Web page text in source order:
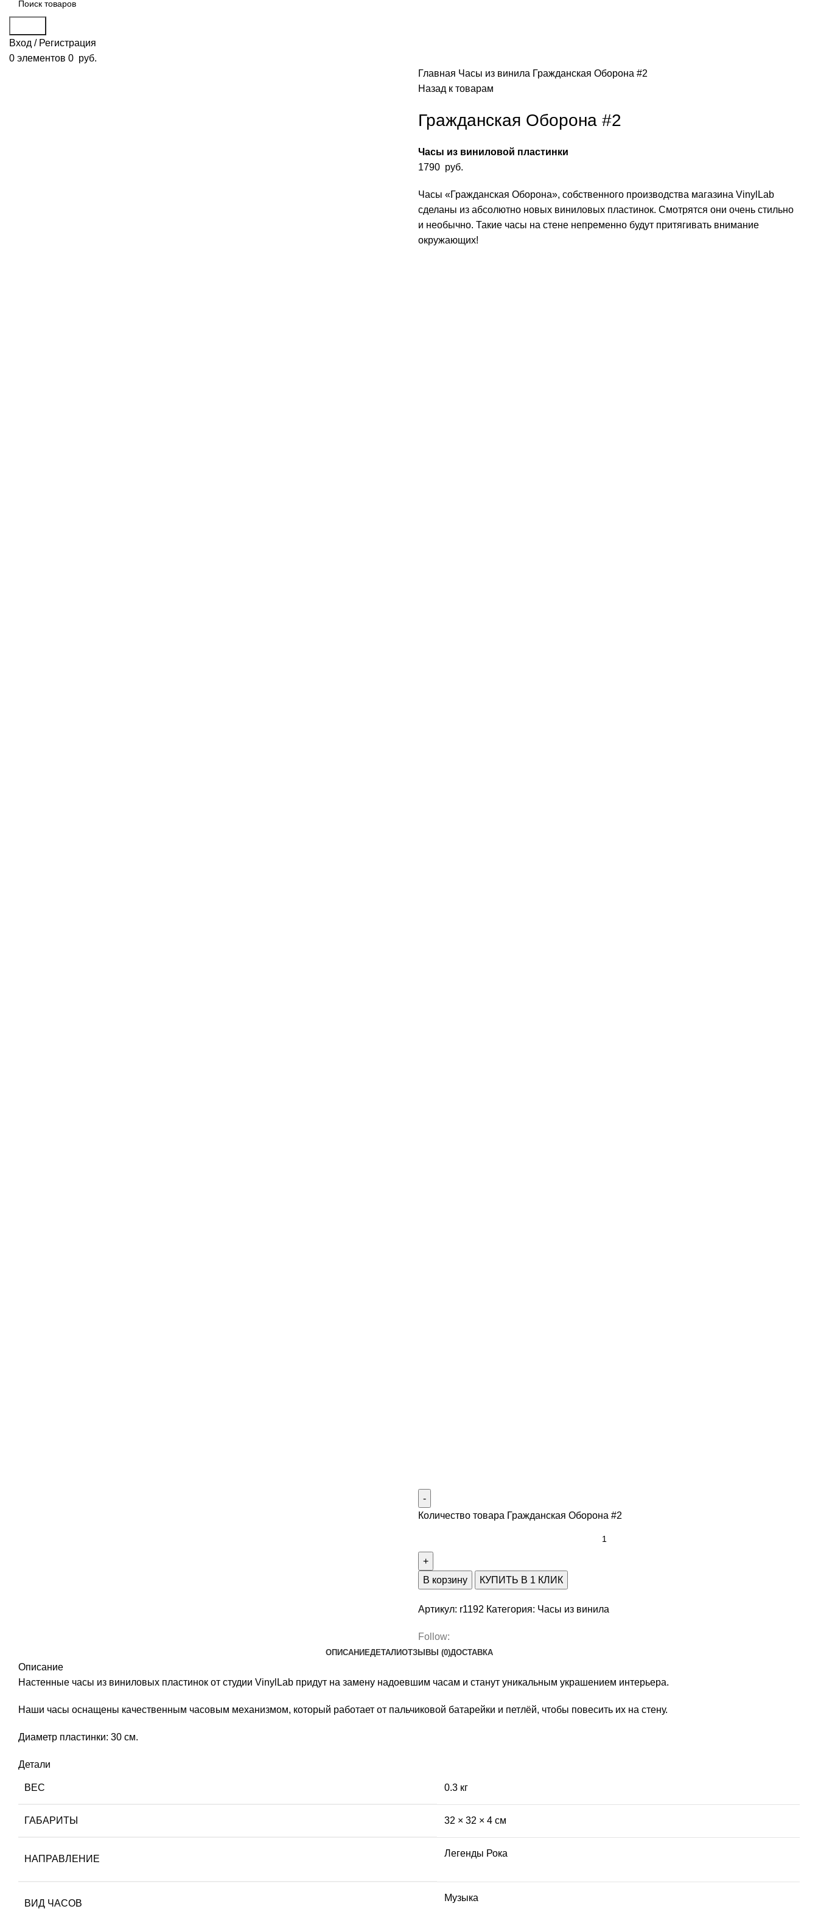
Вход / Регистрация
0 элементов 0 руб.
Главная Часы из винила Гражданская Оборона #2
Назад к товарам
Гражданская Оборона #2
Часы из виниловой пластинки
1790 руб.
Часы «Гражданская Оборона», собственного производства магазина VinylLab
сделаны из абсолютно новых виниловых пластинок. Смотрятся они очень стильно
и необычно. Такие часы на стене непременно будут притягивать внимание
окружающих!
Количество товара Гражданская Оборона #2
В корзину КУПИТЬ В 1 КЛИК
Артикул: r1192 Категория: Часы из винила
Follow:
ОПИСАНИЕДЕТАЛИОТЗЫВЫ (0)ДОСТАВКА
Описание
Настенные часы из виниловых пластинок от студии VinylLab придут на замену надоевшим часам и станут уникальным украшением интерьера.
Наши часы оснащены качественным часовым механизмом, который работает от пальчиковой батарейки и петлёй, чтобы повесить их на стену.
Диаметр пластинки: 30 см.
Детали
ВЕС 0.3 кг
ГАБАРИТЫ 32 × 32 × 4 см
НАПРАВЛЕНИЕ
Легенды Рока
ВИД ЧАСОВ
Музыка